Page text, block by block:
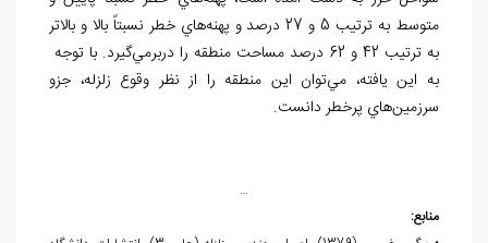
متوسط به ترتيب 5 و 27 درصد و پهنه
هاي خطر نسبتاً بالا و بالاتر
به ترتيب 42 و 62 درصد مساحت منطقه را دربرمي
گيرد. با توجه
به اين يافته، ميتوان اين منطقه را از نظر وقوع زلزله، جزو
سرزمينهاي پرخطر دانست.
…
منابع: